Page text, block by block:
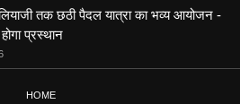
तक छठी पैदल यात्रा का भव्य आयोजन -
प्रस्थान
HOME